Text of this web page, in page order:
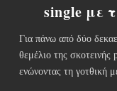
single με
Για πάνω από δύο
θεμέλιο της σκοτεινής
ενώνοντας τη γοτθική